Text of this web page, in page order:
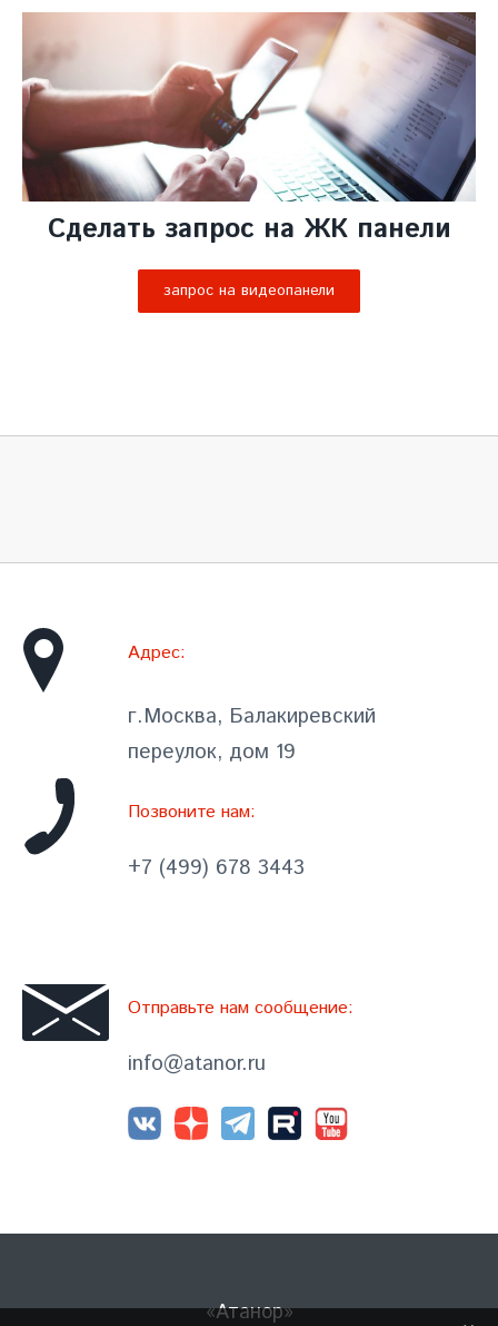
Сделать запрос на ЖК панели
запрос на видеопанели
Адрес:
г.Москва, Балакиревский
переулок, дом 19
Позвоните нам:
+7 (499) 678 3443
Отправьте нам сообщение:
info@atanor.ru
«Атанор»